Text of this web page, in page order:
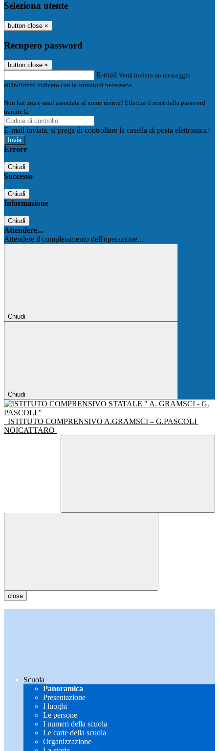
Seleziona utente
button close ×
Recupero password
button close ×
E-mail Verrà inviato un messaggio
all'indirizzo indicato con le istruzioni necessarie.
Non hai una e-mail associata al nome utente? Effettua il reset della password
tramite la
E-mail inviata, si prega di controllare la casella di posta elettronica!
Errore
Chiudi
Successo
Chiudi
Informazione
Chiudi
Attendere...
Attendere il completamento dell'operazione...
Chiudi
Chiudi
ISTITUTO COMPRENSIVO A.GRAMSCI – G.PASCOLI
NOICATTARO
close
Scuola
Panoramica
Presentazione
I luoghi
Le persone
I numeri della scuola
Le carte della scuola
Organizzazione